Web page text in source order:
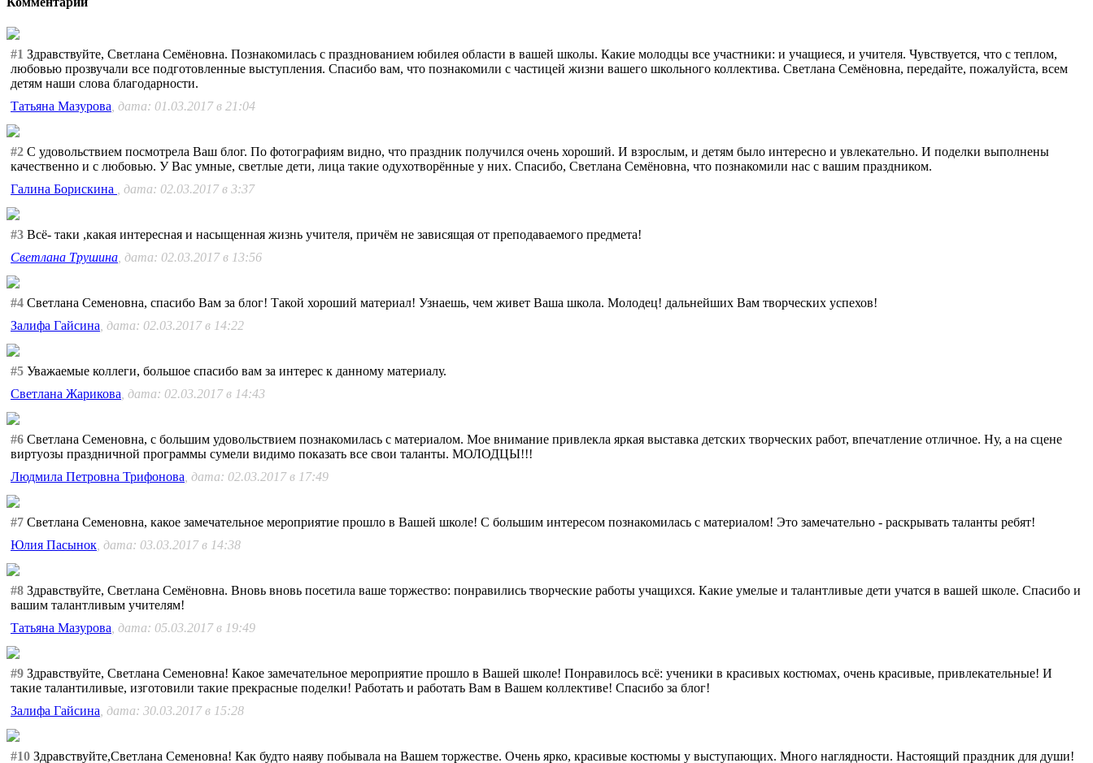
#1 Здравствуйте, Светлана Семёновна. Познакомилась с празднованием юбилея области в вашей школы. Какие молодцы все участники: и учащиеся, и учителя. Чувствуется, что с теплом,
любовью прозвучали все подготовленные выступления. Спасибо вам, что познакомили с частицей жизни вашего школьного коллектива. Светлана Семёновна, передайте, пожалуйста, всем
детям наши слова благодарности.
Татьяна Мазурова , дата: 01.03.2017 в 21:04
#2 С удовольствием посмотрела Ваш блог. По фотографиям видно, что праздник получился очень хороший. И взрослым, и детям было интересно и увлекательно. И поделки выполнены
качественно и с любовью. У Вас умные, светлые дети, лица такие одухотворённые у них. Спасибо, Светлана Семёновна, что познакомили нас с вашим праздником.
Галина Борискина
, дата: 02.03.2017 в 3:37
#3 Всё- таки ,какая интересная и насыщенная жизнь учителя, причём не зависящая от преподаваемого предмета!
Светлана Трушина , дата: 02.03.2017 в 13:56
#4 Светлана Семеновна, спасибо Вам за блог! Такой хороший материал! Узнаешь, чем живет Ваша школа. Молодец! дальнейших Вам творческих успехов!
Залифа Гайсина , дата: 02.03.2017 в 14:22
#5 Уважаемые коллеги, большое спасибо вам за интерес к данному материалу.
Светлана Жарикова , дата: 02.03.2017 в 14:43
#6 Светлана Семеновна, с большим удовольствием познакомилась с материалом. Мое внимание привлекла яркая выставка детских творческих работ, впечатление отличное. Ну, а на сцене
виртуозы праздничной программы сумели видимо показать все свои таланты. МОЛОДЦЫ!!!
Людмила Петровна Трифонова , дата: 02.03.2017 в 17:49
#7 Светлана Семеновна, какое замечательное мероприятие прошло в Вашей школе! С большим интересом познакомилась с материалом! Это замечательно - раскрывать таланты ребят!
Юлия Пасынок , дата: 03.03.2017 в 14:38
#8 Здравствуйте, Светлана Семёновна. Вновь вновь посетила ваше торжество: понравились творческие работы учащихся. Какие умелые и талантливые дети учатся в вашей школе. Спасибо и
вашим талантливым учителям!
Татьяна Мазурова , дата: 05.03.2017 в 19:49
#9 Здравствуйте, Светлана Семеновна! Какое замечательное мероприятие прошло в Вашей школе! Понравилось всё: ученики в красивых костюмах, очень красивые, привлекательные! И
такие талантиливые, изготовили такие прекрасные поделки! Работать и работать Вам в Вашем коллективе! Спасибо за блог!
Залифа Гайсина , дата: 30.03.2017 в 15:28
#10 Здравствуйте,Светлана Семеновна! Как будто наяву побывала на Вашем торжестве. Очень ярко, красивые костюмы у выступающих. Много наглядности. Настоящий праздник для души!